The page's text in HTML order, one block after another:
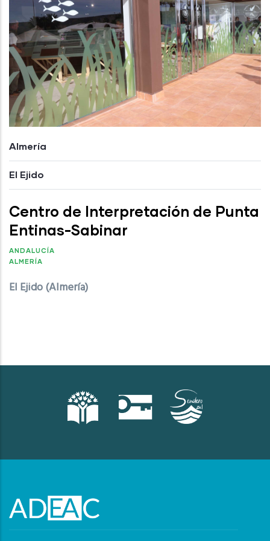
Almería
El Ejido
Centro de Interpretación de Punta
Entinas-Sabinar
ANDALUCÍA
ALMERÍA
El Ejido (Almería)